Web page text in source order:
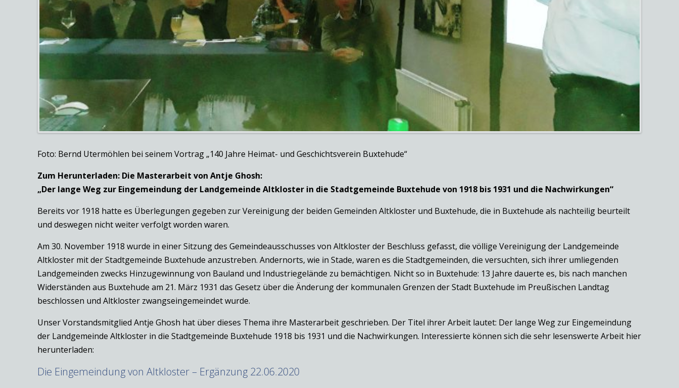
Foto: Bernd Utermöhlen bei seinem Vortrag „140 Jahre Heimat- und Geschichtsverein Buxtehude“
Zum Herunterladen: Die Masterarbeit von Antje Ghosh:
„Der lange Weg zur Eingemeindung der Landgemeinde Altkloster in die Stadtgemeinde Buxtehude von 1918 bis 1931 und die Nachwirkungen“
Bereits vor 1918 hatte es Überlegungen gegeben zur Vereinigung der beiden Gemeinden Altkloster und Buxtehude, die in Buxtehude als nachteilig beurteilt
und deswegen nicht weiter verfolgt worden waren.
Am 30. November 1918 wurde in einer Sitzung des Gemeindeausschusses von Altkloster der Beschluss gefasst, die völlige Vereinigung der Landgemeinde
Altkloster mit der Stadtgemeinde Buxtehude anzustreben. Andernorts, wie in Stade, waren es die Stadtgemeinden, die versuchten, sich ihrer umliegenden
Landgemeinden zwecks Hinzugewinnung von Bauland und Industriegelände zu bemächtigen. Nicht so in Buxtehude: 13 Jahre dauerte es, bis nach manchen
Widerständen aus Buxtehude am 21. März 1931 das Gesetz über die Änderung der kommunalen Grenzen der Stadt Buxtehude im Preußischen Landtag
beschlossen und Altkloster zwangseingemeindet wurde.
Unser Vorstandsmitglied Antje Ghosh hat über dieses Thema ihre Masterarbeit geschrieben. Der Titel ihrer Arbeit lautet: Der lange Weg zur Eingemeindung
der Landgemeinde Altkloster in die Stadtgemeinde Buxtehude 1918 bis 1931 und die Nachwirkungen. Interessierte können sich die sehr lesenswerte Arbeit hier
herunterladen:
Die Eingemeindung von Altkloster – Ergänzung 22.06.2020